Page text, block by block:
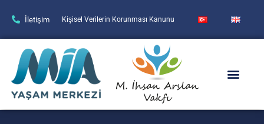
İletişim Kişisel Verilerin Korunması Kanunu